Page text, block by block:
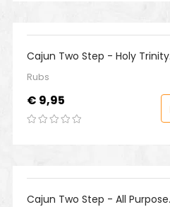
Cajun Two Step - Holy Trinity
Seasoning
Rubs
Prijs
€ 9,95
Cajun Two Step - All Purpose